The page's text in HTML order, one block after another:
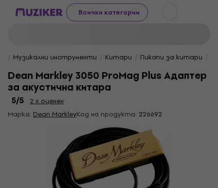
Всички категории
Музикални инструменти Китари Пикапи за китари
Dean Markley 3050 ProMag Plus Адаптер
за акустична китара
5/5
2 x оценен
Марка: Dean MarkleyКод на продукта: 226692